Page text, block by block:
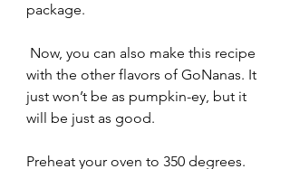
package.
with the other flavors of GoNanas. It
just won’t be as pumpkin-ey, but it
will be just as good.
Preheat your oven to 350 degrees.